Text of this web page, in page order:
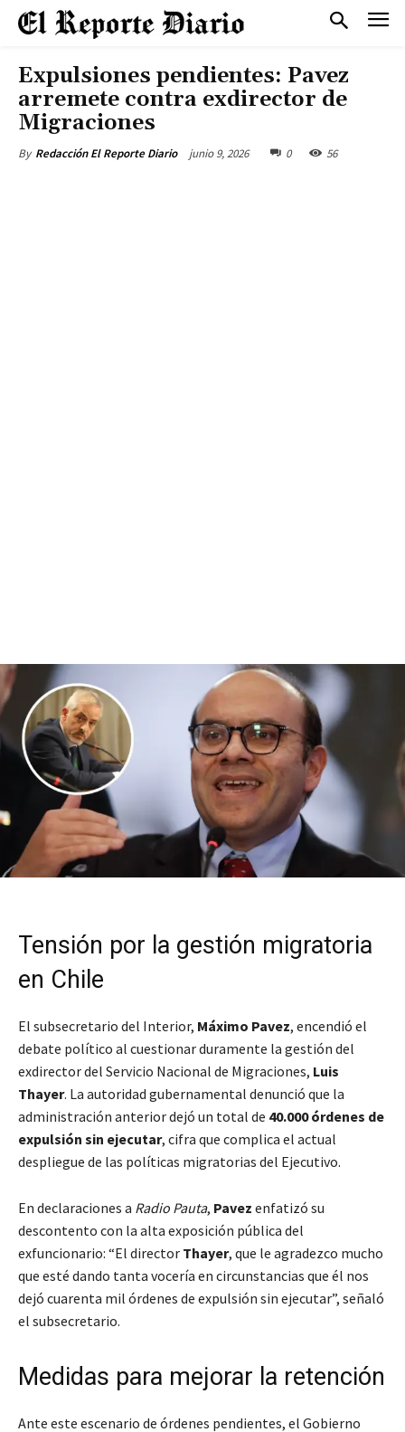
Expulsiones pendientes: Pavez
arremete contra exdirector de
Migraciones
By Redacción El Reporte Diario junio 9, 2026 0 56
Tensión por la gestión migratoria
en Chile
El subsecretario del Interior, Máximo Pavez, encendió el
debate político al cuestionar duramente la gestión del
exdirector del Servicio Nacional de Migraciones, Luis
Thayer. La autoridad gubernamental denunció que la
administración anterior dejó un total de 40.000 órdenes de
expulsión sin ejecutar, cifra que complica el actual
despliegue de las políticas migratorias del Ejecutivo.
En declaraciones a Radio Pauta, Pavez enfatizó su
descontento con la alta exposición pública del
exfuncionario: “El director Thayer, que le agradezco mucho
que esté dando tanta vocería en circunstancias que él nos
dejó cuarenta mil órdenes de expulsión sin ejecutar”, señaló
el subsecretario.
Medidas para mejorar la retención
Ante este escenario de órdenes pendientes, el Gobierno